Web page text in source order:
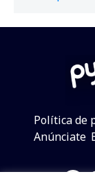
Política de
Anúnciate